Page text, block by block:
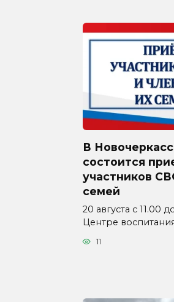
В
состоится
участников
семей
20 августа с 11.00
Центре
11